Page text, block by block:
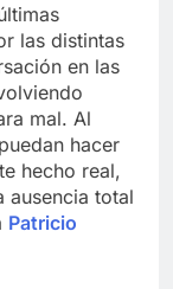
las distintas
en las
mal. Al
hacer
hecho real,
ausencia total
Patricio